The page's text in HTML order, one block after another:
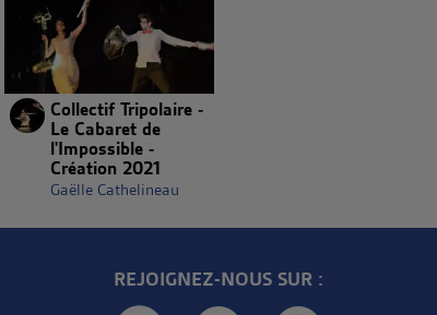
Collectif Tripolaire -
Le Cabaret de
l'Impossible -
Création 2021
Gaëlle Cathelineau
REJOIGNEZ-NOUS SUR :